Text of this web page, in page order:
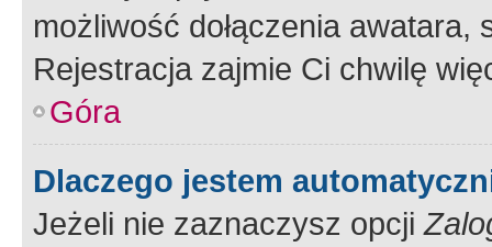
możliwość dołączenia
Rejestracja zajmie Ci chwilę
Góra
Dlaczego jestem
Jeżeli nie zaznaczysz opcji